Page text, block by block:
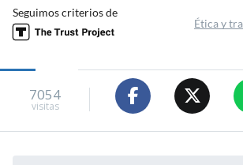
Seguimos criterios de
Ética y
7054
visitas